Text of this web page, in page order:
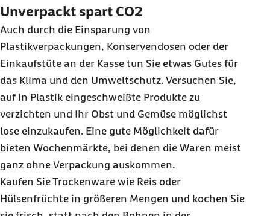
Unverpackt spart CO2
Auch durch die Einsparung von
Plastikverpackungen, Konservendosen oder der
Einkaufstüte an der Kasse tun Sie etwas Gutes für
das Klima und den Umweltschutz. Versuchen Sie,
auf in Plastik eingeschweißte Produkte zu
verzichten und Ihr Obst und Gemüse möglichst
lose einzukaufen. Eine gute Möglichkeit dafür
bieten Wochenmärkte, bei denen die Waren meist
ganz ohne Verpackung auskommen.
Kaufen Sie Trockenware wie Reis oder
Hülsenfrüchte in größeren Mengen und kochen Sie